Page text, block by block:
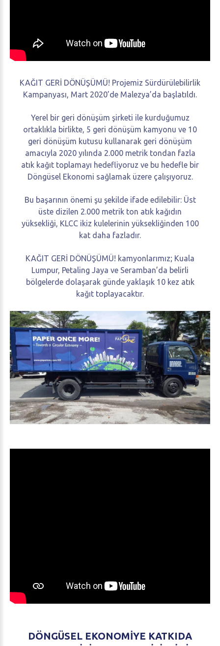
KAĞIT GERİ DÖNÜŞÜMÜ! Projemiz Sürdürülebilirlik
Kampanyası, Mart 2020’de Malezya’da başlatıldı.
Yerel bir geri dönüşüm şirketi ile kurduğumuz
ortaklıkla birlikte, 5 geri dönüşüm kamyonu ve 10
geri dönüşüm kutusu kullanarak geri dönüşüm
amacıyla 2020 yılında 2.000 metrik tondan fazla
atık kağıt toplamayı hedefliyoruz ve bu hedefle bir
Döngüsel Ekonomi sağlamak üzere çalışıyoruz.
Bu başarının önemi şu şekilde ifade edilebilir: Üst
üste dizilen 2.000 metrik ton atık kağıdın
yüksekliği, KLCC ikiz kulelerinin yüksekliğinden 100
kat daha fazladır.
KAĞIT GERİ DÖNÜŞÜMÜ! kamyonlarımız; Kuala
Lumpur, Petaling Jaya ve Seramban’da belirli
bölgelerde dolaşarak günde yaklaşık 10 kez atık
kağıt toplayacaktır.
DÖNGÜSEL EKONOMİYE KATKIDA